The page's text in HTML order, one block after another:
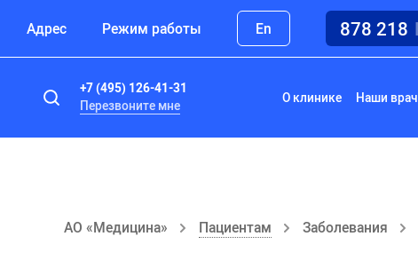
Адрес Режим работы En 878 218
+7 (495) 126-41-31
Перезвоните мне
О клинике Наши
АО «Медицина» Пациентам Заболевания